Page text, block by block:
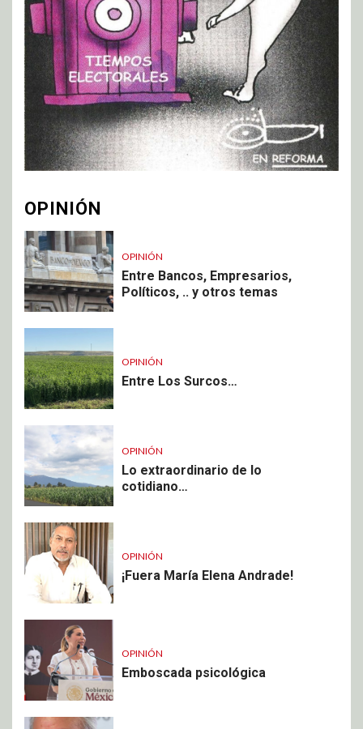
OPINIÓN
OPINIÓN
Entre Bancos, Empresarios,
Políticos, .. y otros temas
OPINIÓN
Entre Los Surcos…
OPINIÓN
Lo extraordinario de lo
cotidiano…
OPINIÓN
¡Fuera María Elena Andrade!
OPINIÓN
Emboscada psicológica